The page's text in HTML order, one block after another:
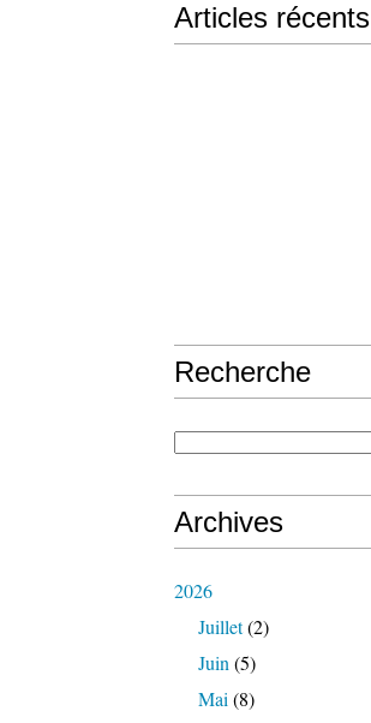
Articles récents
Recherche
Archives
2026
Juillet(2)
Juin (5)
Mai (8)